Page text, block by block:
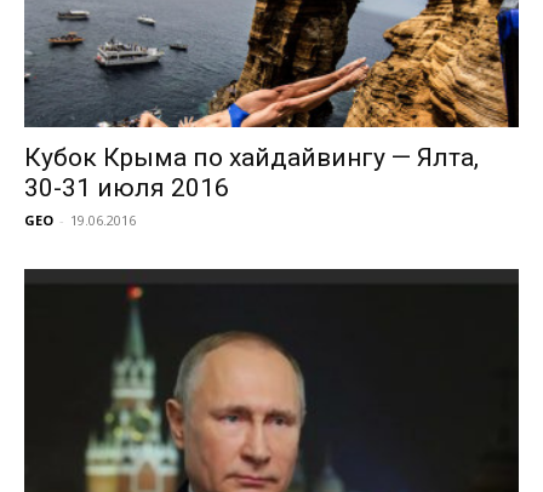
Кубок Крыма по хайдайвингу — Ялта,
30-31 июля 2016
GEO - 19.06.2016